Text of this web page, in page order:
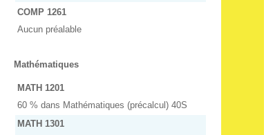
COMP 1261
Aucun préalable
Mathématiques
MATH 1201
60 % dans Mathématiques (précalcul) 40S
MATH 1301